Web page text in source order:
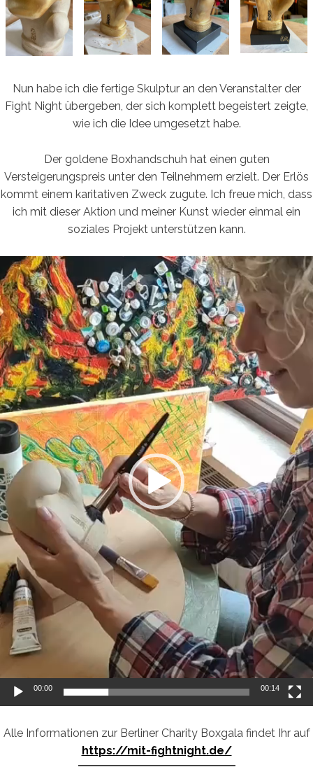
Nun habe ich die fertige Skulptur an den Veranstalter der
Fight Night übergeben, der sich komplett begeistert zeigte,
wie ich die Idee umgesetzt habe.
Der goldene Boxhandschuh hat einen guten
Versteigerungspreis unter den Teilnehmern erzielt. Der Erlös
kommt einem karitativen Zweck zugute. Ich freue mich, dass
ich mit dieser Aktion und meiner Kunst wieder einmal ein
soziales Projekt unterstützen kann.
Video-
Player
00:00 00:14
Alle Informationen zur Berliner Charity Boxgala findet Ihr auf
https://mit-fightnight.de/